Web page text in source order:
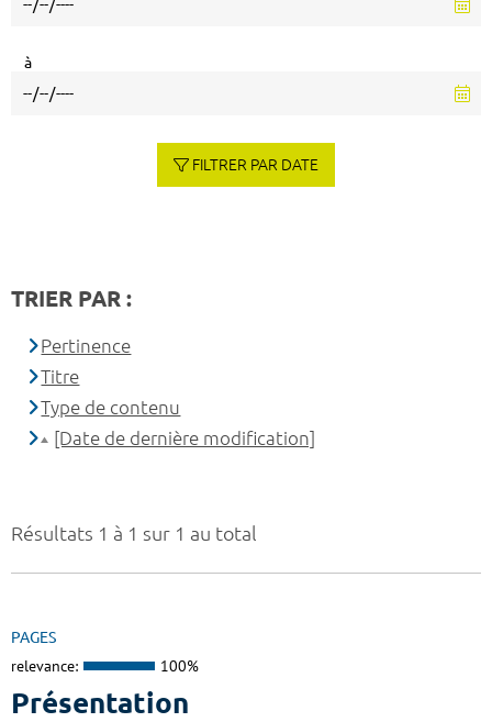
Résultats 1 à 1 sur 1 au total
PAGES
relevance: 100%
Présentation
à
FILTRER PAR DATE
TRIER PAR :
Pertinence
Titre
Type de contenu
[Date de dernière modification]